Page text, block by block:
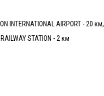
INTERNATIONAL AIRPORT - 20 км,
STATION - 2 км